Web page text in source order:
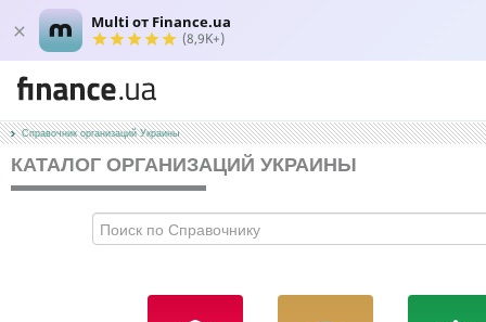
Multi от Finance.ua
(8,9K+)
Справочник организаций Украины
КАТАЛОГ ОРГАНИЗАЦИЙ УКРАИНЫ